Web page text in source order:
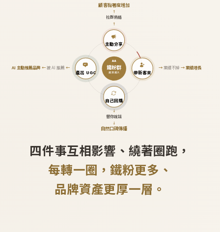
鐵粉群
越滾越大
主動分享
↑
社群熱絡
↑
顧客黏著度增加
帶新客來
→業績不掉 →業績增長
自己回購
↓
替你說話
↓
自然口碑傳播
產出 UGC
AI 主動推薦品牌←被 AI 推薦 ←
四件事互相影響、繞著圈跑，
每轉一圈，鐵粉更多、
品牌資產更厚一層。